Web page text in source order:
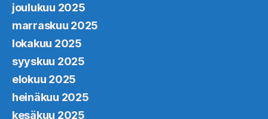
joulukuu 2025
marraskuu 2025
lokakuu 2025
syyskuu 2025
elokuu 2025
heinäkuu 2025
kesäkuu 2025